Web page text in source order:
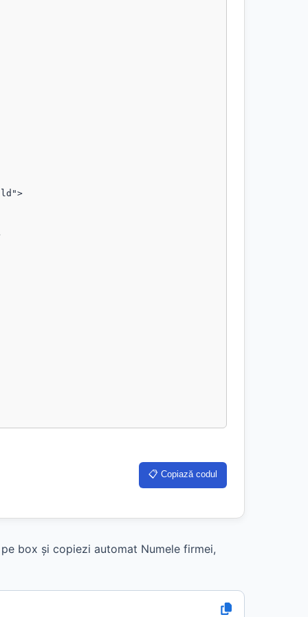
📋 Copiază codul
box și copiezi automat Numele firmei,